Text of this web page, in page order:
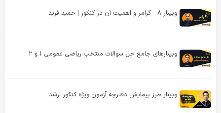
وبینار ۸ - گرامر و اهمیت آن در کنکور | حمید فرید
وبینارهای جامع حل سوالات منتخب ریاضی عمومی ۱ و ۲
وبینار طرز پیمایش دفترچه آزمون ویژه کنکور ارشد